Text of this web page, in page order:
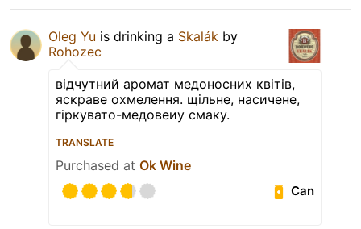
Oleg Yu is drinking a Skalák by
Rohozec
відчутний аромат медоносних квітів,
яскраве охмелення. щільне, насичене,
гіркувато-медовеиу смаку.
TRANSLATE
Purchased at Ok Wine
Can